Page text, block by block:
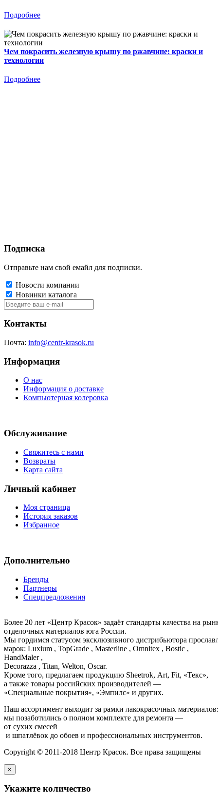
Подробнее
Чем покрасить железную крышу по ржавчине: краски и
технологии
Подробнее
Подписка
Отправьте нам свой емайл для подписки.
Новости компании
Новинки каталога
Контакты
Почта: info@centr-krasok.ru
Информация
О нас
Информация о доставке
Компьютерная колеровка
Обслуживание
Свяжитесь с нами
Возвраты
Карта сайта
Личный кабинет
Моя страница
История заказов
Избранное
Дополнительно
Бренды
Партнеры
Спецпредложения
Более 20 лет «Центр Красок» задаёт стандарты качества на
отделочных материалов юга России.
Мы гордимся статусом эксклюзивного дистрибьютора
марок: Luxium , TopGrade , Masterline , Omnitex , Bostic ,
HandMaler ,
Decorazza , Titan, Welton, Oscar.
Кроме того, предлагаем продукцию Sheetrok, Art, Fit, «Текс»,
а также товары российских производителей —
«Специальные покрытия», «Эмпилс» и других.
Наш ассортимент выходит за рамки лакокрасочных
мы позаботились о полном комплекте для ремонта —
от сухих смесей
и шпатлёвок до обоев и профессиональных инструментов.
Copyright © 2011-2018 Центр Красок. Все права защищены
×
Укажите количество